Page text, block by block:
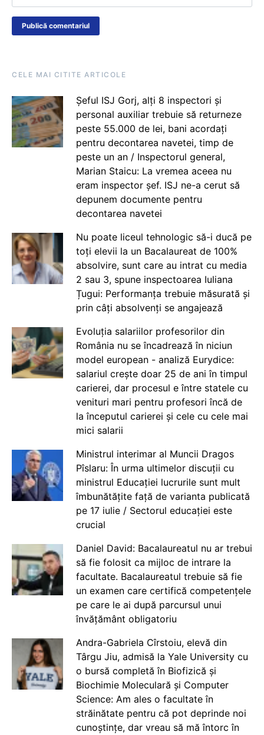
CELE MAI CITITE ARTICOLE
Șeful ISJ Gorj, alți 8 inspectori și
personal auxiliar trebuie să returneze
peste 55.000 de lei, bani acordați
pentru decontarea navetei, timp de
peste un an / Inspectorul general,
Marian Staicu: La vremea aceea nu
eram inspector șef. ISJ ne-a cerut să
depunem documente pentru
decontarea navetei
Nu poate liceul tehnologic să-i ducă pe
toți elevii la un Bacalaureat de 100%
absolvire, sunt care au intrat cu media
2 sau 3, spune inspectoarea Iuliana
Țugui: Performanța trebuie măsurată și
prin câți absolvenți se angajează
Evoluția salariilor profesorilor din
România nu se încadrează în niciun
model european - analiză Eurydice:
salariul crește doar 25 de ani în timpul
carierei, dar procesul e între statele cu
venituri mari pentru profesori încă de
la începutul carierei și cele cu cele mai
mici salarii
Ministrul interimar al Muncii Dragos
Pîslaru: În urma ultimelor discuții cu
ministrul Educației lucrurile sunt mult
îmbunătățite față de varianta publicată
pe 17 iulie / Sectorul educației este
crucial
Daniel David: Bacalaureatul nu ar trebui
să fie folosit ca mijloc de intrare la
facultate. Bacalaureatul trebuie să fie
un examen care certifică competențele
pe care le ai după parcursul unui
învățământ obligatoriu
Andra-Gabriela Cîrstoiu, elevă din
Târgu Jiu, admisă la Yale University cu
o bursă completă în Biofizică și
Biochimie Moleculară și Computer
Science: Am ales o facultate în
străinătate pentru că pot deprinde noi
cunoștințe, dar vreau să mă întorc în